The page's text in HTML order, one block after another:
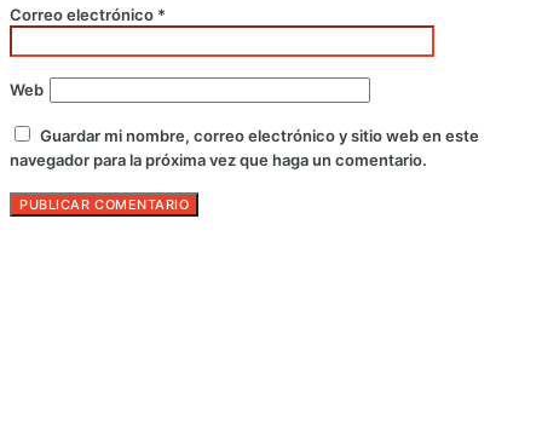
Correo electrónico *
Web
Guardar mi nombre, correo electrónico y sitio web en este
navegador para la próxima vez que haga un comentario.